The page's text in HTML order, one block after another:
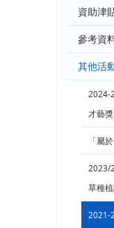
資助津
參考資
其他活
2024-
才藝
「屬
2023/
草種
2021-